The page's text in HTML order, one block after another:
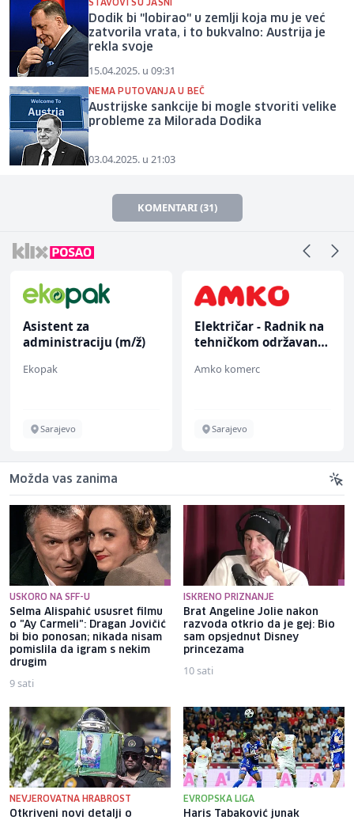
STAVOVI SU JASNI
Dodik bi "lobirao" u zemlji koja mu je već
zatvorila vrata, i to bukvalno: Austrija je
rekla svoje
15.04.2025. u 09:31
NEMA PUTOVANJA U BEČ
Austrijske sankcije bi mogle stvoriti velike
probleme za Milorada Dodika
03.04.2025. u 21:03
KOMENTARI (31)
Asistent za
administraciju (m/ž)
Ekopak
Sarajevo
Električar - Radnik na
tehničkom održavanju
Amko komerc
Sarajevo
Možda vas zanima
USKORO NA SFF-U
Selma Alispahić ususret filmu
o "Ay Carmeli": Dragan Jovičić
bi bio ponosan; nikada nisam
pomislila da igram s nekim
drugim
9 sati
ISKRENO PRIZNANJE
Brat Angeline Jolie nakon
razvoda otkrio da je gej: Bio
sam opsjednut Disney
princezama
10 sati
NEVJEROVATNA HRABROST
Otkriveni novi detalji o
EVROPSKA LIGA
Haris Tabaković junak